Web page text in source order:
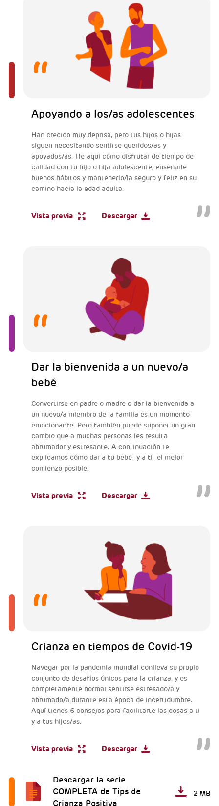
Apoyando a los/as adolescentes
Han crecido muy deprisa, pero tus hijos o hijas
siguen necesitando sentirse queridos/as y
apoyados/as. He aquí cómo disfrutar de tiempo de
calidad con tu hijo o hija adolescente, enseñarle
buenos hábitos y mantenerlo/la seguro y feliz en su
camino hacia la edad adulta.
Vista previa Descargar
Dar la bienvenida a un nuevo/a
bebé
Convertirse en padre o madre o dar la bienvenida a
un nuevo/a miembro de la familia es un momento
emocionante. Pero también puede suponer un gran
cambio que a muchas personas les resulta
abrumador y estresante. A continuación te
explicamos cómo dar a tu bebé -y a ti- el mejor
comienzo posible.
Vista previa Descargar
Crianza en tiempos de Covid-19
Navegar por la pandemia mundial conlleva su propio
conjunto de desafíos únicos para la crianza, y es
completamente normal sentirse estresado/a y
abrumado/a durante esta época de incertidumbre.
Aquí tienes 6 consejos para facilitarte las cosas a ti
y a tus hijos/as.
Vista previa Descargar
Descargar la serie
COMPLETA de Tips de
Crianza Positiva
2 MB